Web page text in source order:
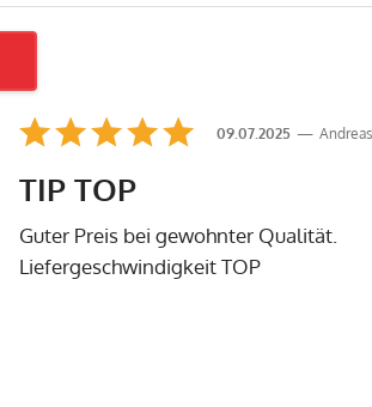
Andreas
09.07.2025
TIP TOP
Guter Preis bei gewohnter Qualität.
Liefergeschwindigkeit TOP